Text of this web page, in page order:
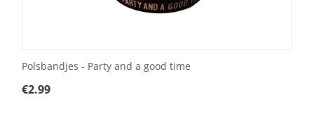
Polsbandjes - Party and a good time
€2.99